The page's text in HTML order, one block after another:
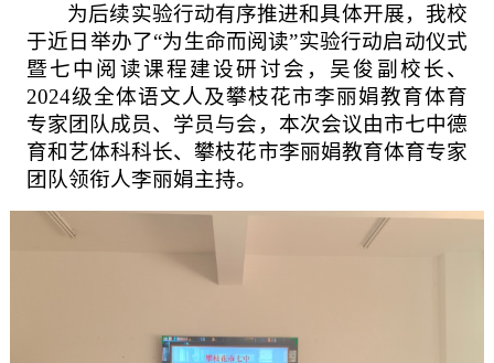
为后续实验行动有序推进和具体开展，我校
于近日举办了“为生命而阅读”实验行动启动仪式
暨七中阅读课程建设研讨会，吴俊副校长、
2024级全体语文人及攀枝花市李丽娟教育体育
专家团队成员、学员与会，本次会议由市七中德
育和艺体科科长、攀枝花市李丽娟教育体育专家
团队领衔人李丽娟主持。